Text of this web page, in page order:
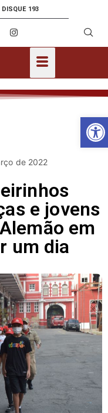
DISQUE 193
de 2022
e jovens
em
um dia